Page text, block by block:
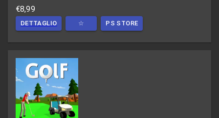
€8,99
DETTAGLIO ☆ PS STORE